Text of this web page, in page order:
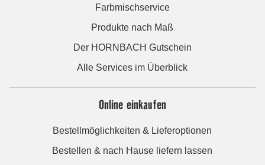
Farbmischservice
Produkte nach Maß
Der HORNBACH Gutschein
Alle Services im Überblick
Online einkaufen
Bestellmöglichkeiten & Lieferoptionen
Bestellen & nach Hause liefern lassen